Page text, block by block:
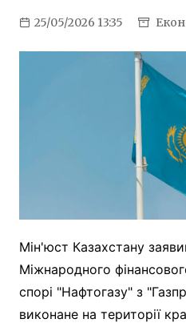
25/05/2026 13:35
Мін'юст Казахстану
Міжнародного
спорі "Нафтогазу" з
виконане на території